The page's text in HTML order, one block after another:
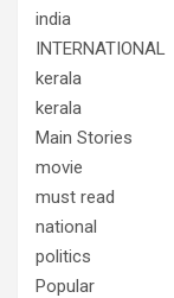
india
INTERNATIONAL
kerala
kerala
Main Stories
movie
must read
national
politics
Popular